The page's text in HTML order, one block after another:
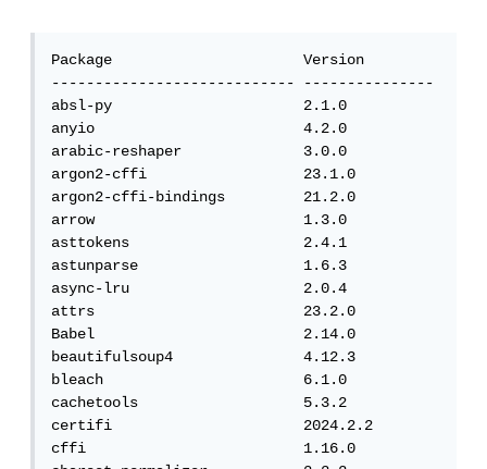
Package                      Version
---------------------------- ---------------
absl-py                      2.1.0
anyio                        4.2.0
arabic-reshaper              3.0.0
argon2-cffi                  23.1.0
argon2-cffi-bindings         21.2.0
arrow                        1.3.0
asttokens                    2.4.1
astunparse                   1.6.3
async-lru                    2.0.4
attrs                        23.2.0
Babel                        2.14.0
beautifulsoup4               4.12.3
bleach                       6.1.0
cachetools                   5.3.2
certifi                      2024.2.2
cffi                         1.16.0